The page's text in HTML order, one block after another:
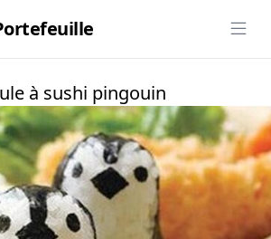
à sushi pingouin